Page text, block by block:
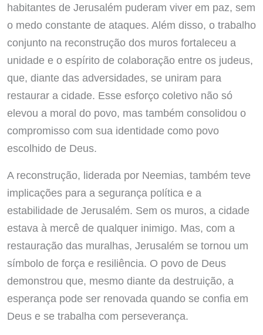
habitantes de Jerusalém puderam viver em paz, sem
o medo constante de ataques. Além disso, o trabalho
conjunto na reconstrução dos muros fortaleceu a
unidade e o espírito de colaboração entre os judeus,
que, diante das adversidades, se uniram para
restaurar a cidade. Esse esforço coletivo não só
elevou a moral do povo, mas também consolidou o
compromisso com sua identidade como povo
escolhido de Deus.
A reconstrução, liderada por Neemias, também teve
implicações para a segurança política e a
estabilidade de Jerusalém. Sem os muros, a cidade
estava à mercê de qualquer inimigo. Mas, com a
restauração das muralhas, Jerusalém se tornou um
símbolo de força e resiliência. O povo de Deus
demonstrou que, mesmo diante da destruição, a
esperança pode ser renovada quando se confia em
Deus e se trabalha com perseverança.